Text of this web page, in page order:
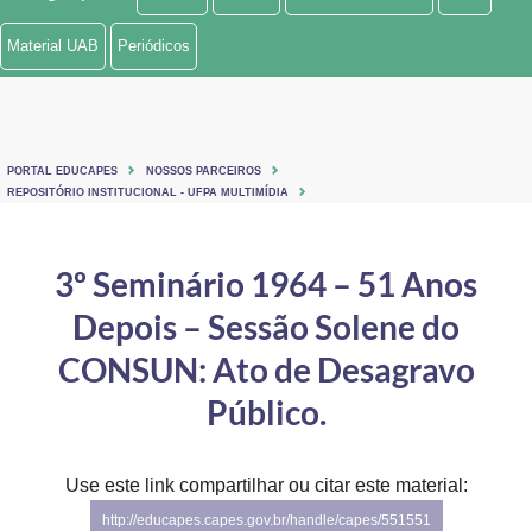
Ministério de Minas e Energia
Ministério do Turismo
Controladoria-Geral da União
Ministério da Mulher, da Família e dos Direitos Humanos
Gabinete de Segurança Institucional
Material UAB Periódicos
PORTAL EDUCAPES
NOSSOS PARCEIROS
REPOSITÓRIO INSTITUCIONAL - UFPA MULTIMÍDIA
3º Seminário 1964 – 51 Anos
Depois – Sessão Solene do
CONSUN: Ato de Desagravo
Público.
Use este link compartilhar ou citar este material:
http://educapes.capes.gov.br/handle/capes/551551